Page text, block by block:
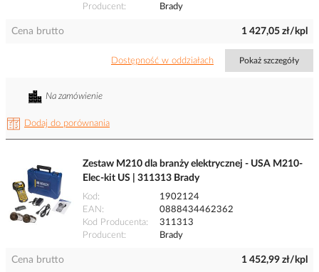
Producent
Brady
Cena brutto 1 427,05 zł/kpl
Dostępność w oddziałach Pokaż szczegóły
Dodaj do porównania
Na zamówienie
Zestaw M210 dla branży elektrycznej - USA M210-
Elec-kit US | 311313 Brady
Kod
1902124
EAN
0888434462362
Kod Producenta
311313
Producent
Brady
Cena brutto 1 452,99 zł/kpl